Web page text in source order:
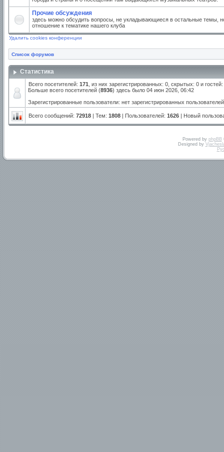
Прочие обсуждения
здесь можно обсудить вопросы, не укладывающиеся в остальные темы,
отношение к тематике нашего клуба
Удалить cookies конференции
Список форумов
Статистика
Всего посетителей: 171 , из них зарегистрированных: 0, скрытых: 0 и
Больше всего посетителей (8936) здесь было 04 июн 2026, 06:42
Зарегистрированные пользователи: нет зарегистрированных пользователей
Всего сообщений: 72918 | Тем: 1808 | Пользователей: 1626 | Новый
Powered by phpBB
Designed by